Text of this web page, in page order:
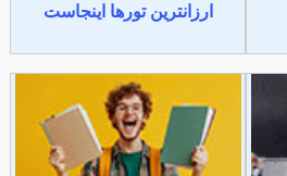
ارزانترین تورها اینجاست